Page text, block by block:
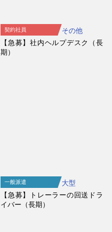
契約社員
その他
【急募】社内ヘルプデスク（長
期）
一般派遣
大型
【急募】トレーラーの回送ドラ
イバー（長期）